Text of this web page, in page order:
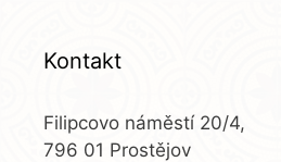
Kontakt
Filipcovo náměstí 20/4,
796 01 Prostějov